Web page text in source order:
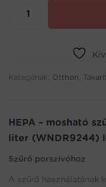
hamuporszívóhoz,
20
Kategóriák: Otthon,
HEPA – mosható
liter (WNDR9244)
Szűrő porszívóhoz
A szűrő használatának